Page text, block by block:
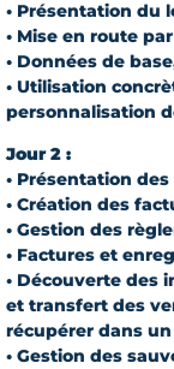
• Présentation du
• Mise en route
• Données de
• Utilisation
personnalisation
Jour 2 :
• Présentation
• Création des
• Gestion des
• Factures et
• Découverte des
et transfert des
récupérer dans
• Gestion des